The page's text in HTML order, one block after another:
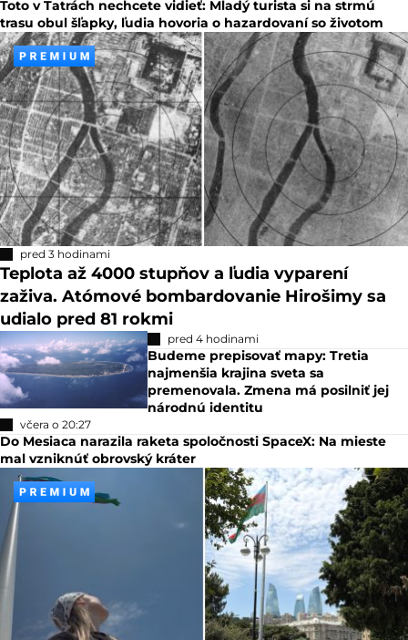
Toto v Tatrách nechcete vidieť: Mladý turista si na strmú
trasu obul šľapky, ľudia hovoria o hazardovaní so životom
pred 3 hodinami
Teplota až 4000 stupňov a ľudia vyparení
zaživa. Atómové bombardovanie Hirošimy sa
udialo pred 81 rokmi
pred 4 hodinami
Budeme prepisovať mapy: Tretia
najmenšia krajina sveta sa
premenovala. Zmena má posilniť jej
národnú identitu
včera o 20:27
Do Mesiaca narazila raketa spoločnosti SpaceX: Na mieste
mal vzniknúť obrovský kráter